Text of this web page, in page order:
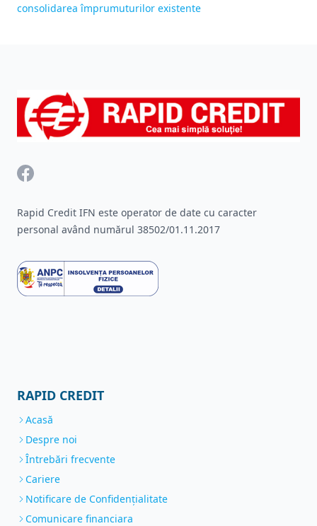
consolidarea împrumuturilor existente
Facebook
Rapid Credit IFN este operator de date cu caracter
personal având numărul 38502/01.11.2017
RAPID CREDIT
Acasă
Despre noi
Întrebări frecvente
Cariere
Notificare de Confidenţialitate
Comunicare financiara